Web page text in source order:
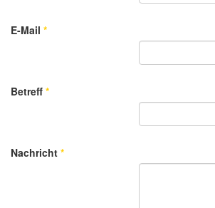
E-Mail *
Betreff *
Nachricht *